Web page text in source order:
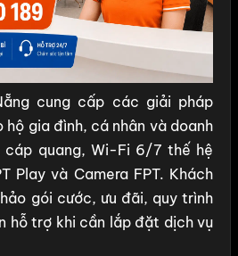
cung cấp các giải pháp
hộ gia đình, cá nhân và doanh
cáp quang, Wi-Fi 6/7 thế hệ
Play và Camera FPT. Khách
gói cước, ưu đãi, quy trình
hỗ trợ khi cần lắp đặt dịch vụ